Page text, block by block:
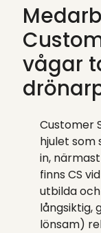
vågar
Customer
hjulet som
in,
finns CS
utbilda
långsiktig,
lönsam)